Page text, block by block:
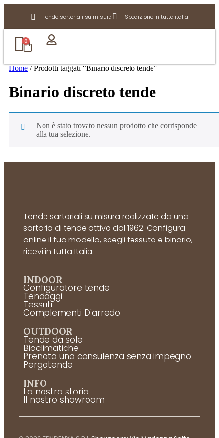
Tende sartoriali su misura Spedizione in tutta italia
0
Home / Prodotti taggati “Binario discreto tende”
Binario discreto tende
Non è stato trovato nessun prodotto che corrisponde
alla tua selezione.
Tende sartoriali su misura realizzate da una
sartoria di tende attiva dal 1962. Configura
online il tuo modello, scegli tessuto e binario,
ricevi in tutta Italia.
INDOOR
Configuratore tende
Tendaggi
Tessuti
Complementi D'arredo
OUTDOOR
Tende da sole
Bioclimatiche
Prenota una consulenza senza impegno
Pergotende
INFO
La nostra storia
Il nostro showroom